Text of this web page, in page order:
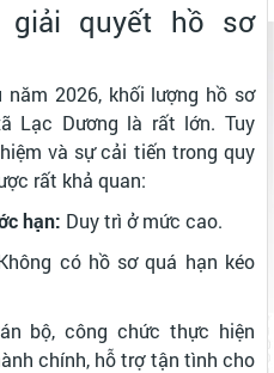
giải quyết hồ sơ
2026, khối lượng hồ sơ
Lạc Dương là rất lớn. Tuy
và sự cải tiến trong quy
rất khả quan:
hạn: Duy trì ở mức cao.
có hồ sơ quá hạn kéo
bộ, công chức thực hiện
chính, hỗ trợ tận tình cho